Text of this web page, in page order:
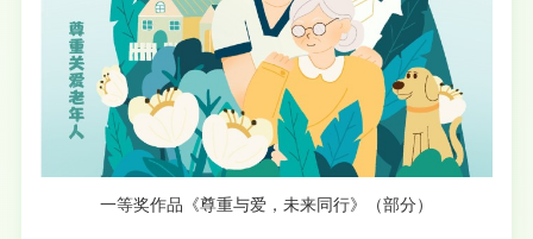
一等奖作品《尊重与爱，未来同行》（部分）